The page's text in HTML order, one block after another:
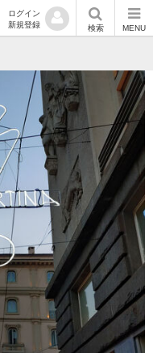
ログイン
新規登録
検索 MENU